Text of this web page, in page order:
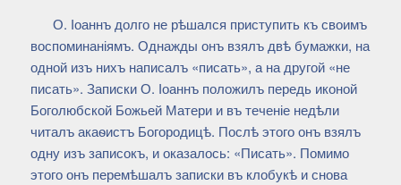
О. Іоаннъ долго не рѣшался приступить къ своимъ
воспоминаніямъ. Однажды онъ взялъ двѣ бумажки, на
одной изъ нихъ написалъ «писать», а на другой «не
писать». Записки О. Іоаннъ положилъ передь иконой
Боголюбской Божьей Матери и въ теченіе недѣли
читалъ акаѳистъ Богородицѣ. Послѣ этого онъ взялъ
одну изъ записокъ, и оказалось: «Писать». Помимо
этого онъ перемѣшалъ записки въ клобукѣ и снова